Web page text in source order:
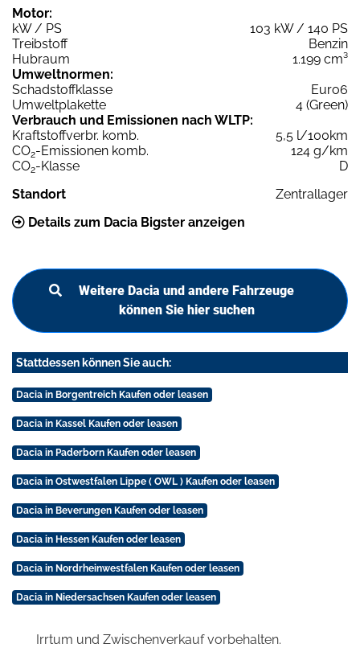
Motor:
kW / PS
103 kW / 140 PS
Treibstoff
Benzin
Hubraum
1.199 cm³
Umweltnormen:
Schadstoffklasse
Euro6
Umweltplakette
4 (Green)
Verbrauch und Emissionen nach WLTP:
Kraftstoffverbr. komb.
5,5 l/100km
CO2-Emissionen komb.
124 g/km
CO2-Klasse
D
Standort
Zentrallager
Details zum Dacia Bigster anzeigen
Weitere Dacia und andere Fahrzeuge
können Sie hier suchen
Stattdessen können Sie auch:
Dacia in Borgentreich Kaufen oder leasen
Dacia in Kassel Kaufen oder leasen
Dacia in Paderborn Kaufen oder leasen
Dacia in Ostwestfalen Lippe ( OWL ) Kaufen oder leasen
Dacia in Beverungen Kaufen oder leasen
Dacia in Hessen Kaufen oder leasen
Dacia in Nordrheinwestfalen Kaufen oder leasen
Dacia in Niedersachsen Kaufen oder leasen
Irrtum und Zwischenverkauf vorbehalten.